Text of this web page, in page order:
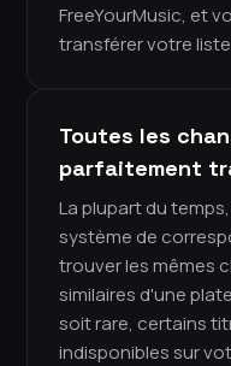
FreeYourMusic, et
transférer votre
Toutes les
parfaitement
La plupart du
système de
trouver les mêmes
similaires d'une
soit rare, certains
indisponibles sur